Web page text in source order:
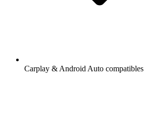
Carplay & Android Auto compatibles